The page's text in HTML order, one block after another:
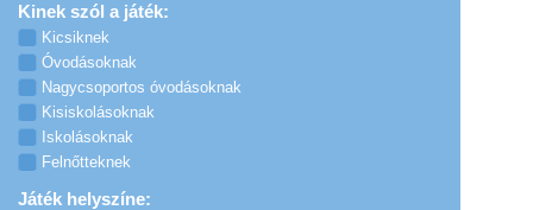
Kinek szól a játék:
Kicsiknek
Óvodásoknak
Nagycsoportos óvodásoknak
Kisiskolásoknak
Iskolásoknak
Felnőtteknek
Játék helyszíne: